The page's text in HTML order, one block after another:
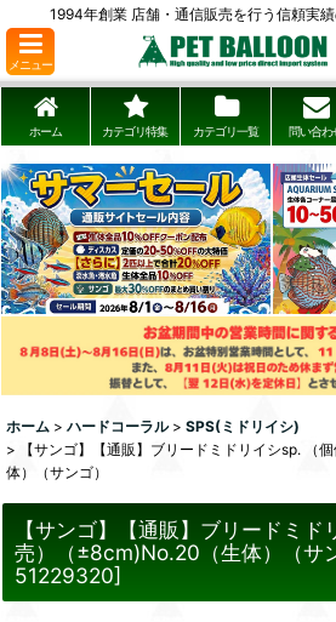
1994年創業 店舗・通信販売を行う信頼実
メニュー
ホーム カテゴリ特集 カテゴリ一覧 問い合わ
ホーム > ハードコーラル > SPS(ミドリイシ)
>
【サンゴ】【通販】ブリードミドリイシsp. （
体）（サンゴ）
【サンゴ】【通販】ブリードミ
売）（±8cm)No.20（生体）（サ
51229320]